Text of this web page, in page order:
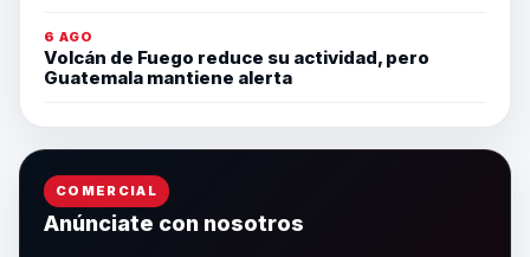
6 AGO
Volcán de Fuego reduce su actividad, pero
Guatemala mantiene alerta
COMERCIAL
Anúnciate con nosotros